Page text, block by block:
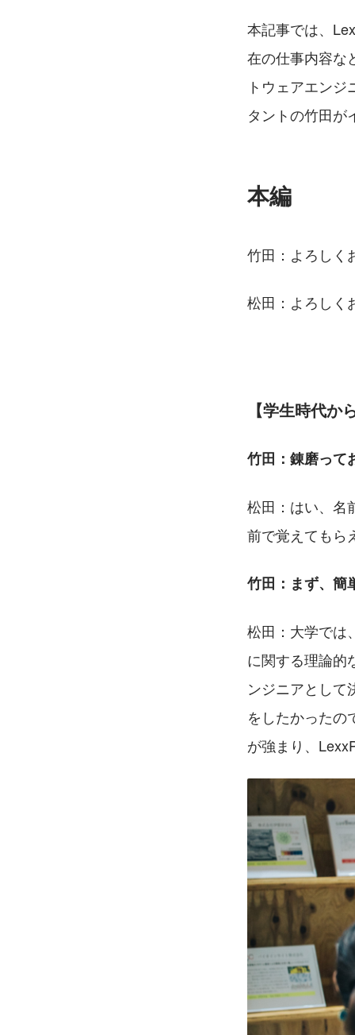
本記事では、
在の仕事内容な
トウェアエン
タントの竹田が
本編
竹田：よろしく
松田：よろしく
【学生時代か
竹田：錬磨って
松田：はい、名
前で覚えてもら
竹田：まず、簡
松田：大学では
に関する理論的
ンジニアとして
をしたかったの
が強まり、